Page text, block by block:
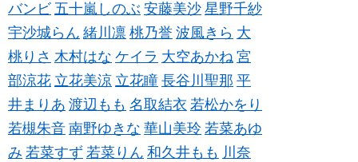
バンビ 五十嵐しのぶ 安藤美沙 星野千紗
宇沙城らん 緒川凛 桃乃誉 波風きら 大
桃りさ 木村はな ケイラ 大空あかね 宮
部涼花 立花美涼 立花瞳 長谷川聖那 平
井まりあ 渡辺もも 名取結衣 若松かをり
若槻朱音 南野ゆきな 華山美玲 若菜あゆ
み 若菜すず 若菜りん 和久井もも 川奈